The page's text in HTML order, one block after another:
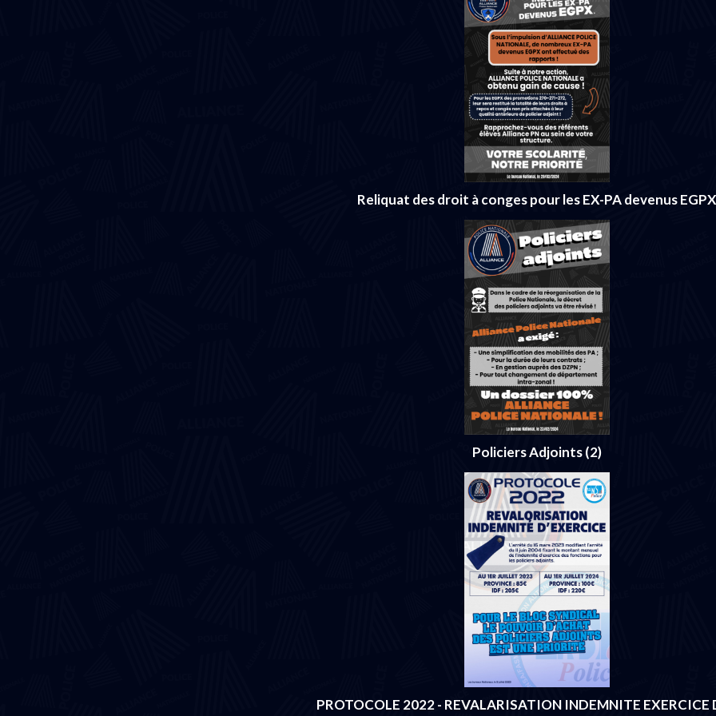
Reliquat des droit à conges pour les EX-PA devenus EGPX
Policiers Adjoints (2)
PROTOCOLE 2022 - REVALARISATION INDEMNITE EXERCICE